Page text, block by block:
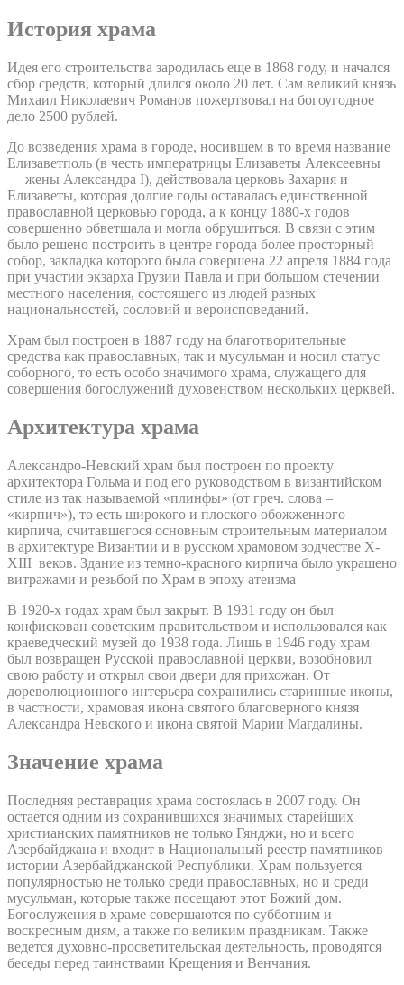
История храма
Идея его строительства зародилась еще в 1868 году, и начался
сбор средств, который длился около 20 лет. Сам великий князь
Михаил Николаевич Романов пожертвовал на богоугодное
дело 2500 рублей.
До возведения храма в городе, носившем в то время название
Елизаветполь (в честь императрицы Елизаветы Алексеевны
— жены Александра I), действовала церковь Захария и
Елизаветы, которая долгие годы оставалась единственной
православной церковью города, а к концу 1880-х годов
совершенно обветшала и могла обрушиться. В связи с этим
было решено построить в центре города более просторный
собор, закладка которого была совершена 22 апреля 1884 года
при участии экзарха Грузии Павла и при большом стечении
местного населения, состоящего из людей разных
национальностей, сословий и вероисповеданий.
Храм был построен в 1887 году на благотворительные
средства как православных, так и мусульман и носил статус
соборного, то есть особо значимого храма, служащего для
совершения богослужений духовенством нескольких церквей.
Архитектура храма
Александро-Невский храм был построен по проекту
архитектора Гольма и под его руководством в византийском
стиле из так называемой «плинфы» (от греч. слова –
«кирпич»), то есть широкого и плоского обожженного
кирпича, считавшегося основным строительным материалом
в архитектуре Византии и в русском храмовом зодчестве X-
XIII веков. Здание из темно-красного кирпича было украшено
витражами и резьбой по Храм в эпоху атеизма
В 1920-х годах храм был закрыт. В 1931 году он был
конфискован советским правительством и использовался как
краеведческий музей до 1938 года. Лишь в 1946 году храм
был возвращен Русской православной церкви, возобновил
свою работу и открыл свои двери для прихожан. От
дореволюционного интерьера сохранились старинные иконы,
в частности, храмовая икона святого благоверного князя
Александра Невского и икона святой Марии Магдалины.
Значение храма
Последняя реставрация храма состоялась в 2007 году. Он
остается одним из сохранившихся значимых старейших
христианских памятников не только Гянджи, но и всего
Азербайджана и входит в Национальный реестр памятников
истории Азербайджанской Республики. Храм пользуется
популярностью не только среди православных, но и среди
мусульман, которые также посещают этот Божий дом.
Богослужения в храме совершаются по субботним и
воскресным дням, а также по великим праздникам. Также
ведется духовно-просветительская деятельность, проводятся
беседы перед таинствами Крещения и Венчания.